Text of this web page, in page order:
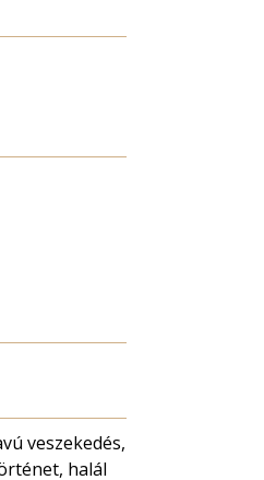
veszekedés,
halál